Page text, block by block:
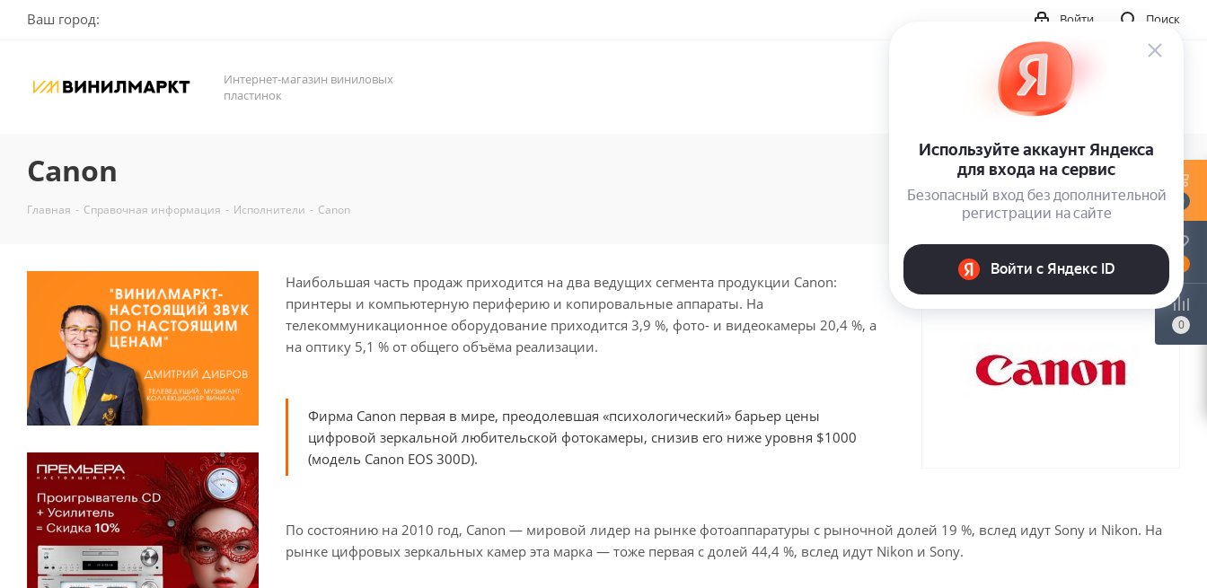
Ваш город: Поиск
Войти
Интернет-магазин виниловых
пластинок
Canon
Главная - Справочная информация - Исполнители - Canon
Наибольшая часть продаж приходится на два ведущих сегмента продукции Canon:
принтеры и компьютерную периферию и копировальные аппараты. На
телекоммуникационное оборудование приходится 3,9 %, фото- и видеокамеры 20,4 %, а
на оптику 5,1 % от общего объёма реализации.
Фирма Canon первая в мире, преодолевшая «психологический» барьер цены
цифровой зеркальной любительской фотокамеры, снизив его ниже уровня $1000
(модель Canon EOS 300D).
По состоянию на 2010 год, Canon — мировой лидер на рынке фотоаппаратуры c рыночной долей 19 %, вслед идут Sony и Nikon. На
рынке цифровых зеркальных камер эта марка — тоже первая с долей 44,4 %, вслед идут Nikon и Sony.
0
0
0